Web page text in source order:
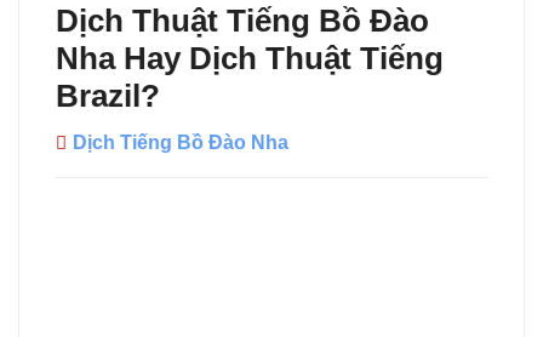
Dịch Thuật Tiếng Bồ Đào
Nha Hay Dịch Thuật Tiếng
Brazil?
Dịch Tiếng Bồ Đào Nha